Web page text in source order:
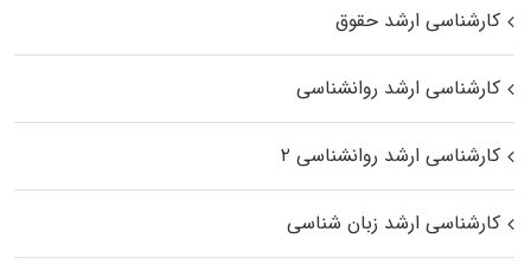
کارشناسی ارشد حقوق
کارشناسی ارشد روانشناسی
کارشناسی ارشد روانشناسی ۲
کارشناسی ارشد زبان شناسی